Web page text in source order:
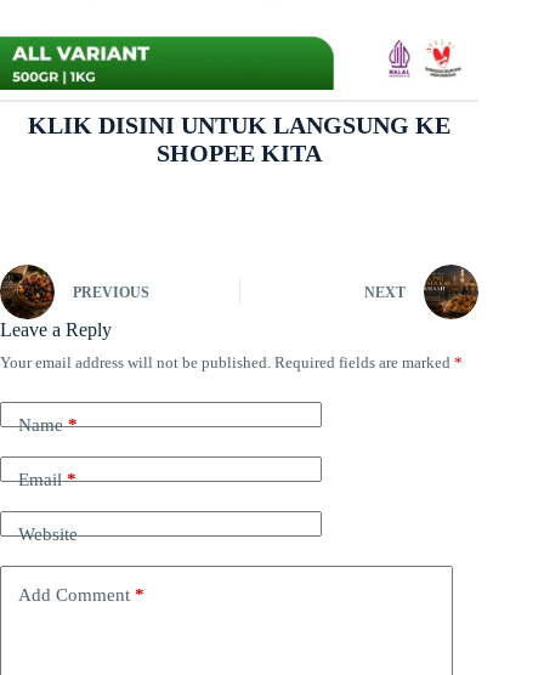
KLIK DISINI UNTUK LANGSUNG KE
SHOPEE KITA
PREVIOUS NEXT
Leave a Reply
Your email address will not be published. Required fields are marked *
Name*
Email*
Website
Add Comment *